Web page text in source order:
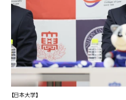
【日本大学】